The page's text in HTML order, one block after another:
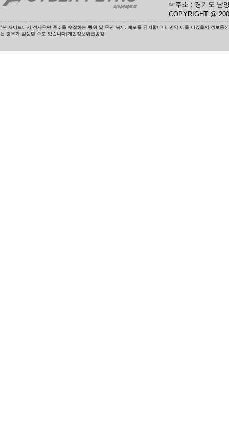
☞주소 : 경기도 남
COPYRIGHT @
*본 사이트에서 전자우편 주소를 수집하는 행위 및 무단 복제, 배포를 금지합니다. 만약 이를 어겼을시 정보
는 경우가 발생할 수도 있습니다[개인정보취급방침]